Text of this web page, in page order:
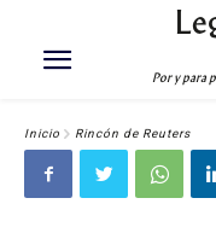
Por y para
Inicio Rincón de Reuters